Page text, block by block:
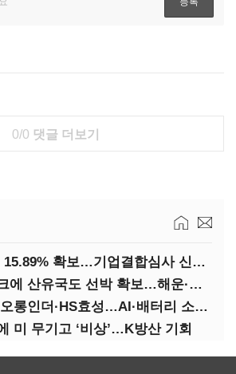
0/0 댓글 더보기
한화, KAI 지분 15.89% 확보…기업결합심사 신청 예정
호르무즈 리스크에 산유국도 선박 확보…해운·조선 ‘기회’
본업 살아난 코오롱인더·HS효성…AI·배터리 소재로 보폭 확대
미 무기고 ‘비상’…K방산 기회